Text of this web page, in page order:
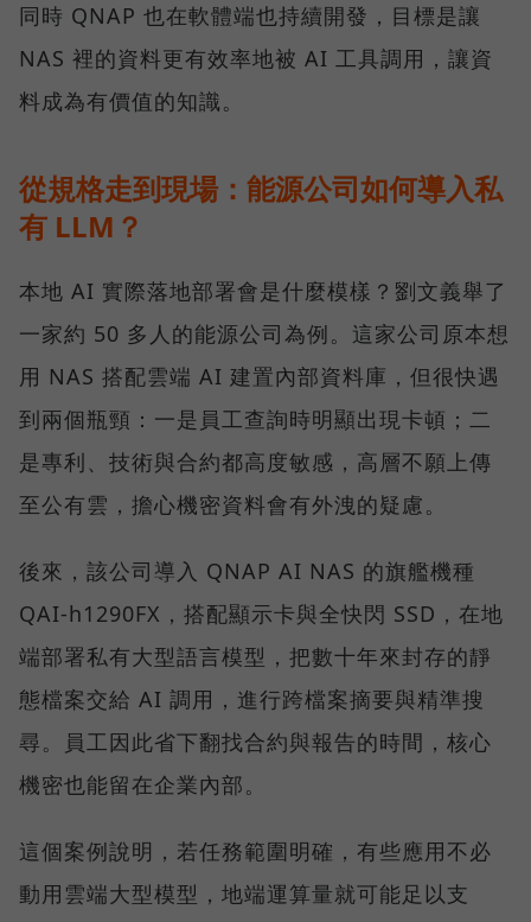
同時 QNAP 也在軟體端也持續開發，目標是讓
NAS 裡的資料更有效率地被 AI 工具調用，讓資
料成為有價值的知識。
從規格走到現場：能源公司如何導入私
有 LLM？
本地 AI 實際落地部署會是什麼模樣？劉文義舉了
一家約 50 多人的能源公司為例。這家公司原本想
用 NAS 搭配雲端 AI 建置內部資料庫，但很快遇
到兩個瓶頸：一是員工查詢時明顯出現卡頓；二
是專利、技術與合約都高度敏感，高層不願上傳
至公有雲，擔心機密資料會有外洩的疑慮。
後來，該公司導入 QNAP AI NAS 的旗艦機種
QAI-h1290FX，搭配顯示卡與全快閃 SSD，在地
端部署私有大型語言模型，把數十年來封存的靜
態檔案交給 AI 調用，進行跨檔案摘要與精準搜
尋。員工因此省下翻找合約與報告的時間，核心
機密也能留在企業內部。
這個案例說明，若任務範圍明確，有些應用不必
動用雲端大型模型，地端運算量就可能足以支